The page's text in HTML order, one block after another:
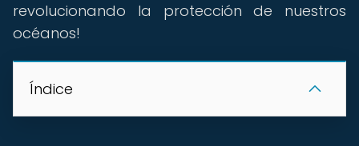
revolucionando la protección de nuestros
océanos!
Índice